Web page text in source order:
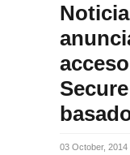
03 October, 2014